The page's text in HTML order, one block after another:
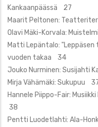
Kankaanpäässä 27
Maarit Peltonen:
Olavi Mäki-Korvala:
Matti Lepäntalo:
vuoden takaa 34
Jouko Nurminen: Susijahti
Mirja Vähämäki: Sukupuu
Hannele Piippo-Fair:
38
Pentti Luodetlahti: Ala-